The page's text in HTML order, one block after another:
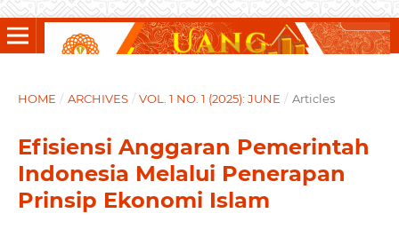
HOME / ARCHIVES / VOL. 1 NO. 1 (2025): JUNE / Articles
Efisiensi Anggaran Pemerintah
Indonesia Melalui Penerapan
Prinsip Ekonomi Islam